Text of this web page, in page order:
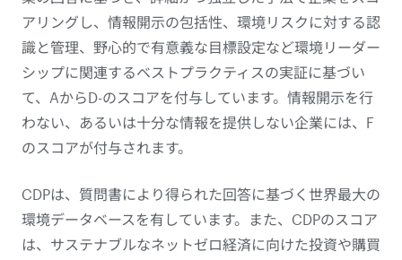
アリングし、情報開示の包括性、環境リスクに対する認
識と管理、野心的で有意義な目標設定など環境リーダー
シップに関連するベストプラクティスの実証に基づい
て、AからD-のスコアを付与しています。情報開示を行
わない、あるいは十分な情報を提供しない企業には、F
のスコアが付与されます。
CDPは、質問書により得られた回答に基づく世界最大の
環境データベースを有しています。また、CDPのスコア
は、サステナブルなネットゼロ経済に向けた投資や購買